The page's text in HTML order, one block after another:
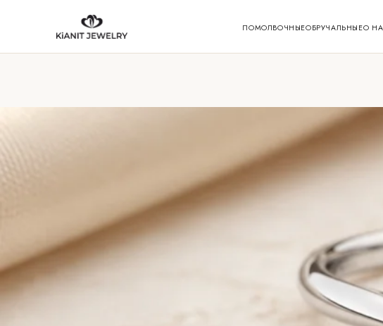
ПОМОЛВОЧНЫЕОБРУЧАЛЬНЫЕО